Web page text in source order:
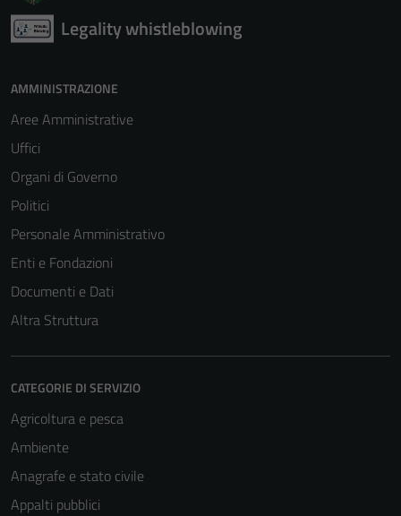
Legality whistleblowing
AMMINISTRAZIONE
Aree Amministrative
Uffici
Organi di Governo
Politici
Personale Amministrativo
Enti e Fondazioni
Documenti e Dati
Altra Struttura
CATEGORIE DI SERVIZIO
Agricoltura e pesca
Ambiente
Anagrafe e stato civile
Appalti pubblici